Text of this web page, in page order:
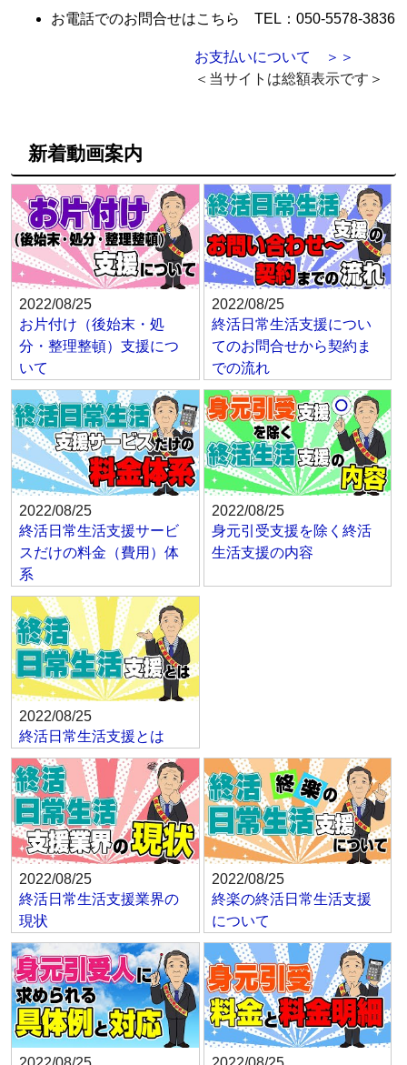
お電話でのお問合せはこちら TEL：050-5578-3836
お支払いについて ＞＞
＜当サイトは総額表示です＞
新着動画案内
2022/08/25
お片付け（後始末・処
分・整理整頓）支援につ
いて
2022/08/25
終活日常生活支援につい
てのお問合せから契約ま
での流れ
2022/08/25
終活日常生活支援サービ
スだけの料金（費用）体
系
2022/08/25
身元引受支援を除く終活
生活支援の内容
2022/08/25
終活日常生活支援とは
2022/08/25
終活日常生活支援業界の
現状
2022/08/25
終楽の終活日常生活支援
について